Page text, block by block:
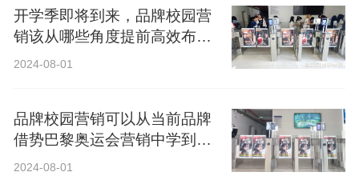
开学季即将到来，品牌校园营
销该从哪些角度提前高效布
局？
2024-08-01
品牌校园营销可以从当前品牌
借势巴黎奥运会营销中学到什
么？
2024-08-01